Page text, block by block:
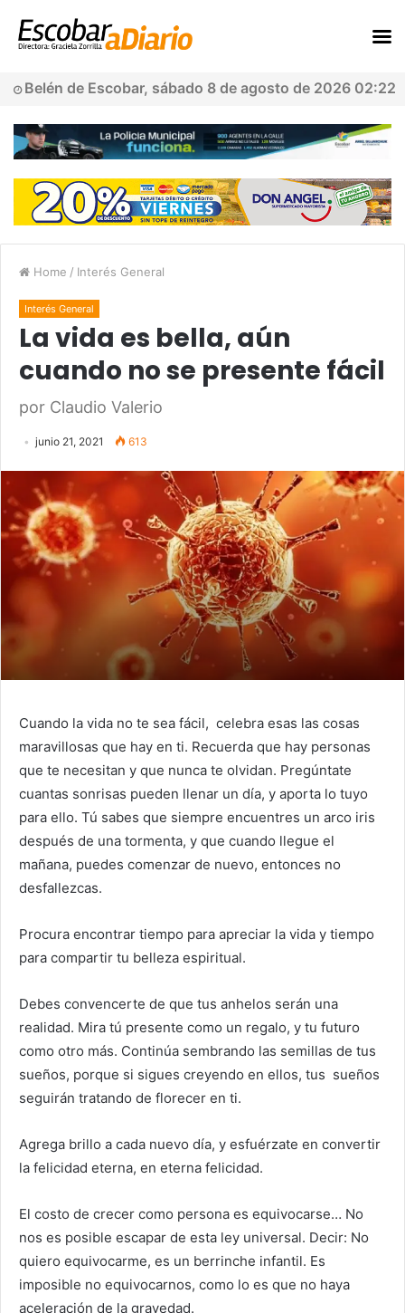
Belén de Escobar, sábado 8 de agosto de 2026 02:22
Home / Interés General
Interés General
La vida es bella, aún
cuando no se presente fácil
por Claudio Valerio
junio 21, 2021 613
Cuando la vida no te sea fácil, celebra esas las cosas
maravillosas que hay en ti. Recuerda que hay personas
que te necesitan y que nunca te olvidan. Pregúntate
cuantas sonrisas pueden llenar un día, y aporta lo tuyo
para ello. Tú sabes que siempre encuentres un arco iris
después de una tormenta, y que cuando llegue el
mañana, puedes comenzar de nuevo, entonces no
desfallezcas.
Procura encontrar tiempo para apreciar la vida y tiempo
para compartir tu belleza espiritual.
Debes convencerte de que tus anhelos serán una
realidad. Mira tú presente como un regalo, y tu futuro
como otro más. Continúa sembrando las semillas de tus
sueños, porque si sigues creyendo en ellos, tus sueños
seguirán tratando de florecer en ti.
Agrega brillo a cada nuevo día, y esfuérzate en convertir
la felicidad eterna, en eterna felicidad.
El costo de crecer como persona es equivocarse… No
nos es posible escapar de esta ley universal. Decir: No
quiero equivocarme, es un berrinche infantil. Es
imposible no equivocarnos, como lo es que no haya
aceleración de la gravedad.